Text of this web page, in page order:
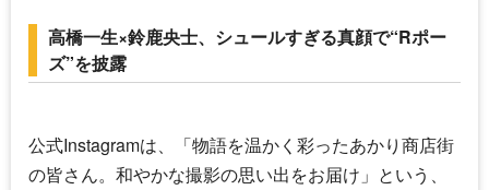
高橋一生×鈴鹿央士、シュールすぎる真顔で“Rポー
ズ”を披露
公式Instagramは、「物語を温かく彩ったあかり商店街
の皆さん。和やかな撮影の思い出をお届け」という、